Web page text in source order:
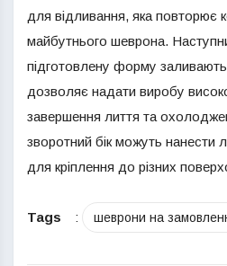
для відливання, яка повторює
майбутнього шеврона.
підготовлену форму
дозволяє надати виробу
завершення лиття та
зворотний бік можуть нанести
для кріплення до різних
Tags : шеврони на